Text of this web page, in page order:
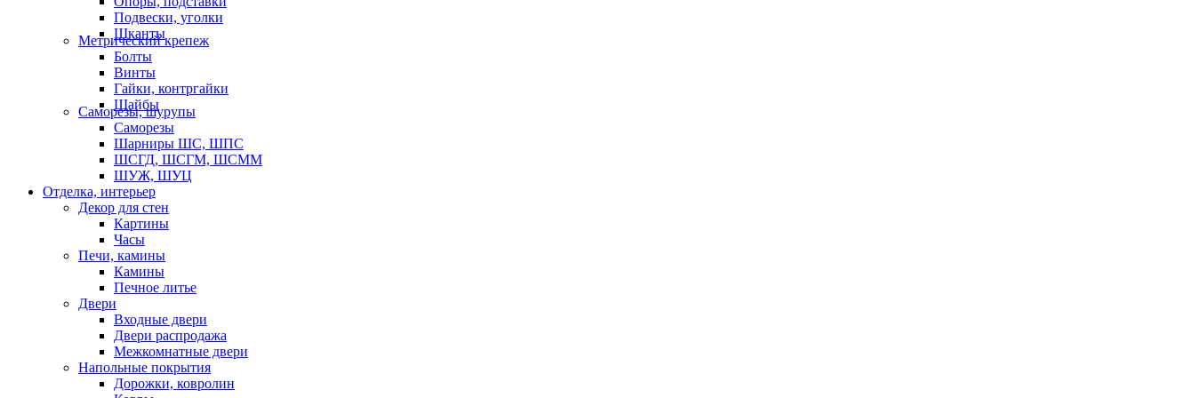
Подвески, уголки
Шканты
Метрический крепеж
Болты
Винты
Гайки, контргайки
Шайбы
Саморезы, шурупы
Саморезы
Шарниры ШС, ШПС
ШСГД, ШСГМ, ШСММ
ШУЖ, ШУЦ
Отделка, интерьер
Декор для стен
Картины
Часы
Печи, камины
Камины
Печное литье
Двери
Входные двери
Двери распродажа
Межкомнатные двери
Напольные покрытия
Дорожки, ковролин